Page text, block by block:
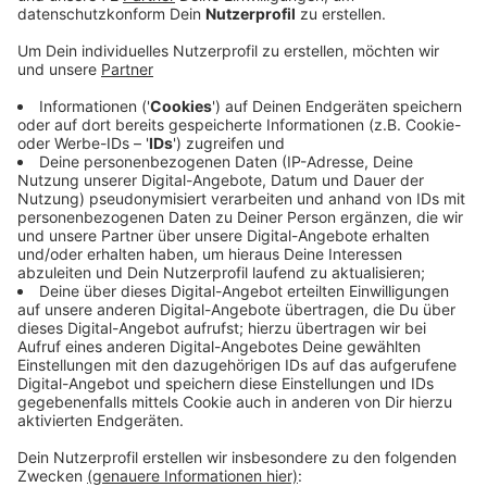
Montag, 10.10.2022 06:13
Der FC Nordkirchen gewinnt in der Fußball Landesliga
das Nachbarschaftsduell gegen den Werner SC mit
4:1. Nordkirchen gehört nun zu den Verfolgern von
Spitzenreiter Bockum-Hövel.
Und der SV Bösensell erreicht in der A-Kreisliga
Münster gegen den SV Rinkerode nur ein 2:2
Unentschieden. Bösensell hat dadurch jetzt in der
Tabelle einen kleinen Rückstand auf Spitzenreiter
Wacker Mecklenbeck.
Anzeige